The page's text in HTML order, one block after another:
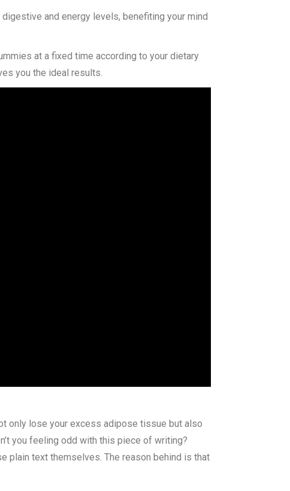
and energy levels, benefiting your mind
at a fixed time according to your dietary
you the ideal results.
only lose your excess adipose tissue but also
you feeling odd with this piece of writing?
plain text themselves. The reason behind is that